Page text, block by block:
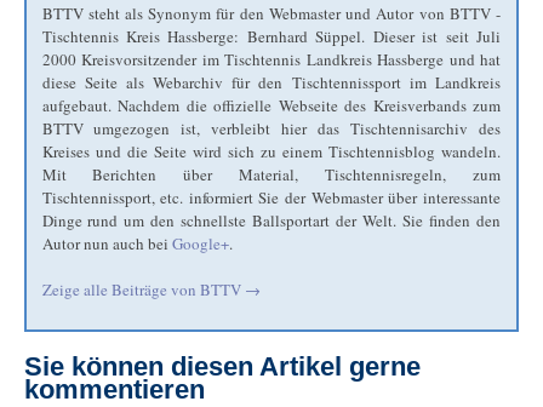
BTTV steht als Synonym für den Webmaster und Autor von BTTV -
Tischtennis Kreis Hassberge: Bernhard Süppel. Dieser ist seit Juli
2000 Kreisvorsitzender im Tischtennis Landkreis Hassberge und hat
diese Seite als Webarchiv für den Tischtennissport im Landkreis
aufgebaut. Nachdem die offizielle Webseite des Kreisverbands zum
BTTV umgezogen ist, verbleibt hier das Tischtennisarchiv des
Kreises und die Seite wird sich zu einem Tischtennisblog wandeln.
Mit Berichten über Material, Tischtennisregeln, zum
Tischtennissport, etc. informiert Sie der Webmaster über interessante
Dinge rund um den schnellste Ballsportart der Welt. Sie finden den
Autor nun auch bei Google+.
Zeige alle Beiträge von BTTV →
Sie können diesen Artikel gerne
kommentieren